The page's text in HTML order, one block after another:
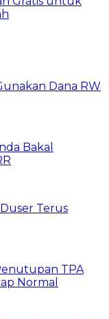
Dana RW
Bakal
Terus
TPA
Normal